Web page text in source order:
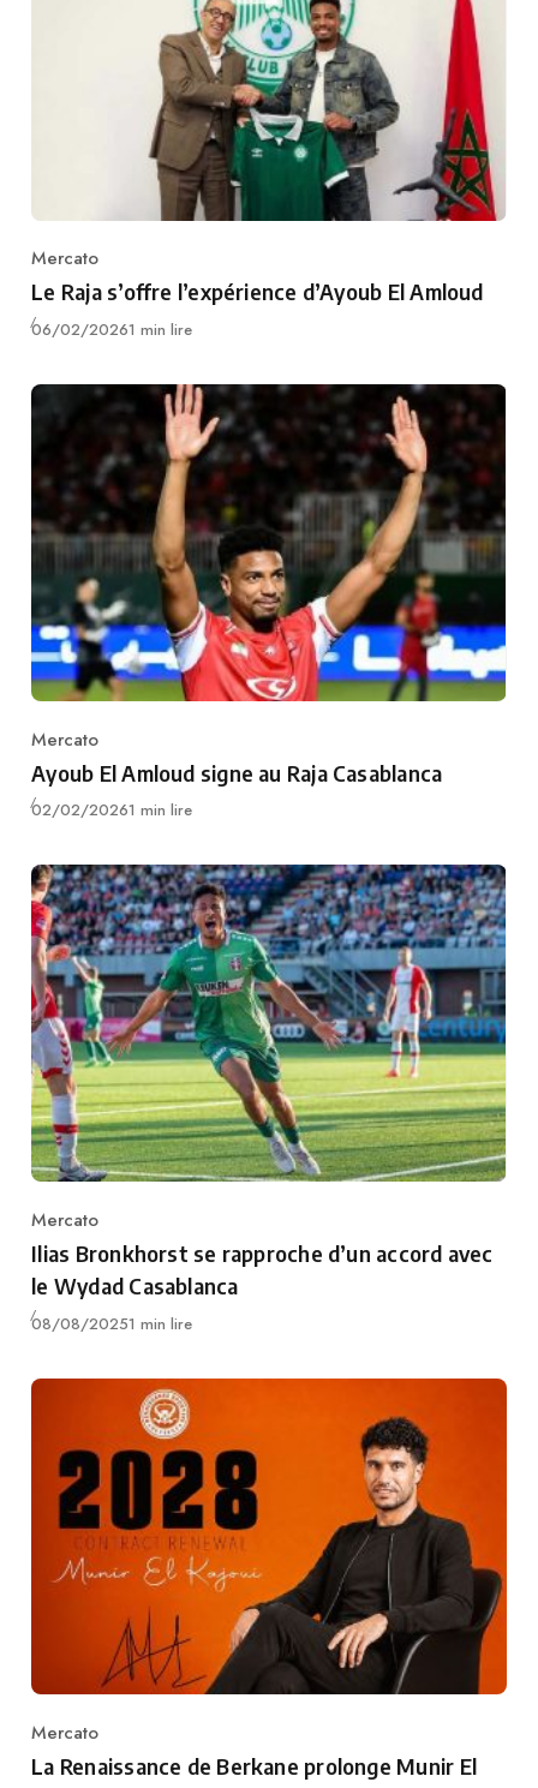
Category
Mercato
Le Raja s’offre l’expérience d’Ayoub El Amloud
Publié
06/02/20261 min lire
Category
Mercato
Ayoub El Amloud signe au Raja Casablanca
Publié
02/02/20261 min lire
Category
Mercato
Ilias Bronkhorst se rapproche d’un accord avec
le Wydad Casablanca
Publié
08/08/20251 min lire
Category
Mercato
La Renaissance de Berkane prolonge Munir El